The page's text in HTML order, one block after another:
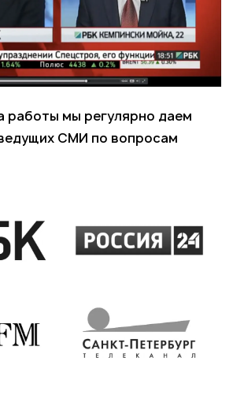
работы мы регулярно даем
СМИ по вопросам